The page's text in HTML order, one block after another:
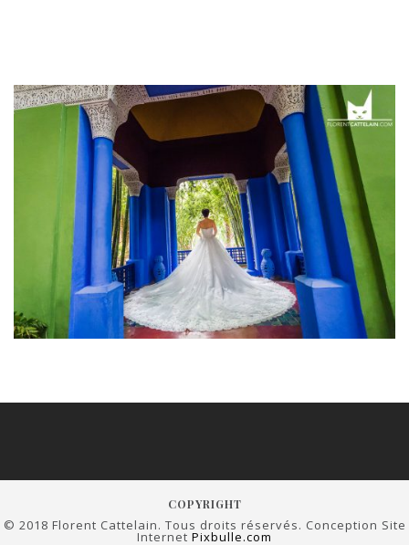
COPYRIGHT
© 2018 Florent Cattelain. Tous droits réservés. Conception Site
Internet Pixbulle.com